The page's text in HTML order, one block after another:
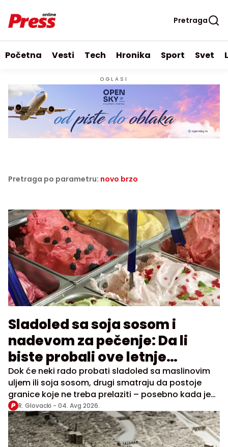
Pretraga
Početna Vesti Tech Hronika Sport Svet
OGLASI
Pretraga po parametru: novo brzo
Sladoled sa soja sosom i
nadevom za pečenje: Da li
biste probali ove letnje
hitove?
Dok će neki rado probati sladoled sa maslinovim
uljem ili soja sosom, drugi smatraju da postoje
granice koje ne treba prelaziti – posebno kada je
reč o desertu
R. Glovacki - 04. Avg 2026.